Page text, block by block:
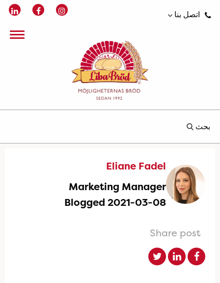
اتصل بنا
بحث
Eliane Fadel
Marketing Manager
Blogged 2021-03-08
Share post